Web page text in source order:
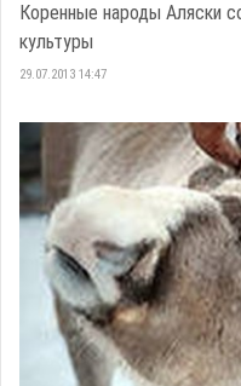
Коренные народы Аляски
культуры
29.07.2013 14:47